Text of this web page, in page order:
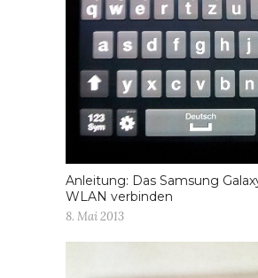
Anleitung: Das Samsung
WLAN verbinden
8. Mai 2013